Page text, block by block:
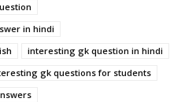
in hindi
interesting gk question in hindi
gk questions for students